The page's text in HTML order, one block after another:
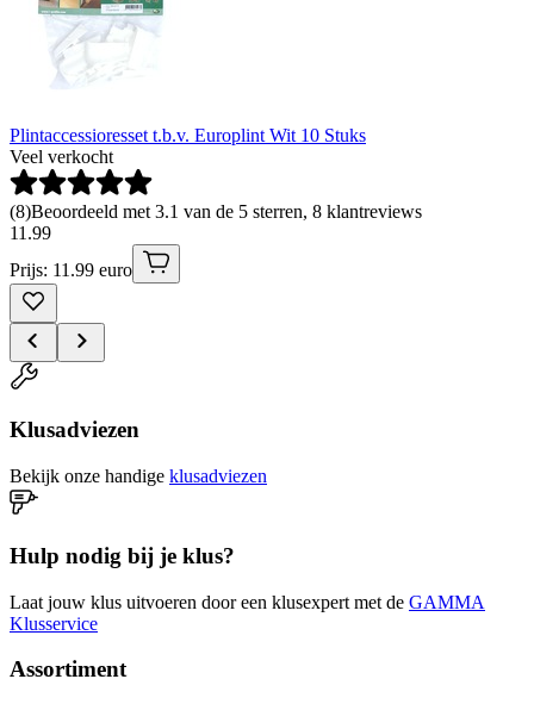
Plintaccessioresset t.b.v. Europlint Wit 10 Stuks
Veel verkocht
(8)Beoordeeld met 3.1 van de 5 sterren, 8 klantreviews
11 .99
Prijs: 11.99 euro
Klusadviezen
Bekijk onze handige klusadviezen
Hulp nodig bij je klus?
Laat jouw klus uitvoeren door een klusexpert met de GAMMA
Klusservice
Assortiment